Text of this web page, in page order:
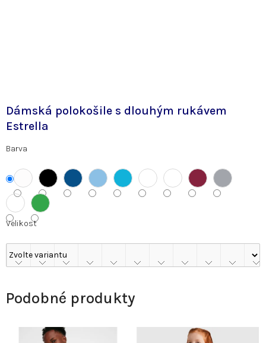
Dámská polokošile s dlouhým rukávem
Estrella
Barva
Velikost
Podobné produkty